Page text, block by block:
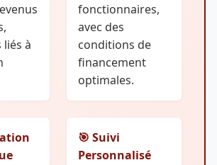
liés à
fonctionnaires,
avec des
conditions de
financement
optimales.
🎯 Suivi
Personnalisé